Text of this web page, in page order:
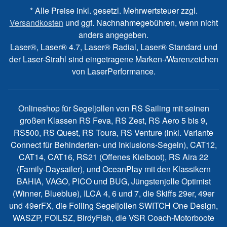
* Alle Preise inkl. gesetzl. Mehrwertsteuer zzgl.
Versandkosten und ggf. Nachnahmegebühren, wenn nicht
anders angegeben.
Laser®, Laser® 4.7, Laser® Radial, Laser® Standard und
der Laser-Strahl sind eingetragene Marken-/Warenzeichen
von LaserPerformance.
Onlineshop für Segeljollen von RS Sailing mit seinen
großen Klassen RS Feva, RS Zest, RS Aero 5 bis 9,
RS500, RS Quest, RS Toura, RS Venture (inkl. Variante
Connect für Behinderten- und Inklusions-Segeln), CAT12,
CAT14, CAT16, RS21 (Offenes Kielboot), RS Aira 22
(Family-Daysailer), und OceanPlay mit den Klassikern
BAHIA, VAGO, PICO und BUG, Jüngstenjolle Optimist
(Winner, Blueblue), ILCA 4, 6 und 7, die Skiffs 29er, 49er
und 49erFX, die Foiling Segeljollen SWITCH One Design,
WASZP, FOILSZ, BirdyFish, die VSR Coach-Motorboote